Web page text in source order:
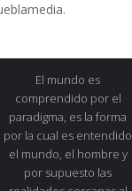
El mundo es
comprendido por el
paradigma, es la forma
por la cual es entendido
el mundo, el hombre y
por supuesto las